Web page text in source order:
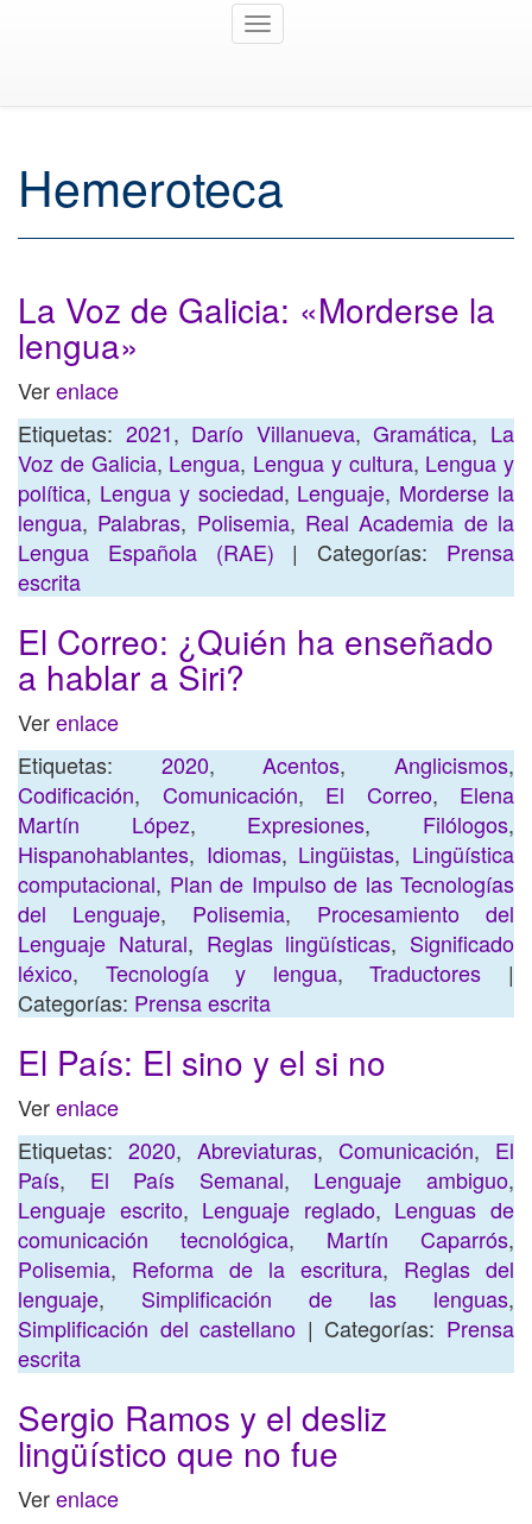
Toggle
Hemeroteca
La Voz de Galicia: «Morderse la
lengua»
Verenlace
Etiquetas: 2021, Darío Villanueva,Gramática, La
Voz de Galicia, Lengua, Lengua y cultura, Lengua y
política, Lengua y sociedad, Lenguaje, Morderse la
lengua, Palabras, Polisemia, Real Academia de la
Lengua Española (RAE) | Categorías: Prensa
escrita
El Correo: ¿Quién ha enseñado
a hablar a Siri?
Verenlace
Etiquetas: 2020,Acentos,Anglicismos,
Codificación, Comunicación, El Correo, Elena
Martín López, Expresiones, Filólogos,
Hispanohablantes, Idiomas, Lingüistas, Lingüística
computacional, Plan de Impulso de las Tecnologías
del Lenguaje, Polisemia, Procesamiento del
Lenguaje Natural, Reglas lingüísticas, Significado
léxico, Tecnología y lengua,Traductores |
Categorías: Prensa escrita
El País: El sino y el si no
Verenlace
Etiquetas: 2020, Abreviaturas, Comunicación, El
País, El País Semanal, Lenguaje ambiguo,
Lenguaje escrito, Lenguaje reglado, Lenguas de
comunicación tecnológica, Martín Caparrós,
Polisemia, Reforma de la escritura, Reglas del
lenguaje, Simplificación de las lenguas,
Simplificación del castellano | Categorías: Prensa
escrita
Sergio Ramos y el desliz
lingüístico que no fue
Verenlace